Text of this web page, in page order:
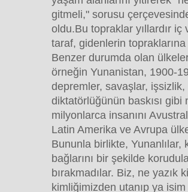
gitmeli," sorusu
oldu.Bu topraklar yıllardır iç
taraf, gidenlerin topraklarına
Benzer durumda olan
örneğin Yunanistan, 1900-
depremler, savaşlar, işsizlik,
diktatörlüğünün baskısı gibi
milyonlarca insanını
Latin Amerika ve Avrupa
Bununla birlikte, Yunanlılar,
bağlarını bir şekilde
bırakmadılar. Biz, ne yazık
kimliğimizden utanıp ya